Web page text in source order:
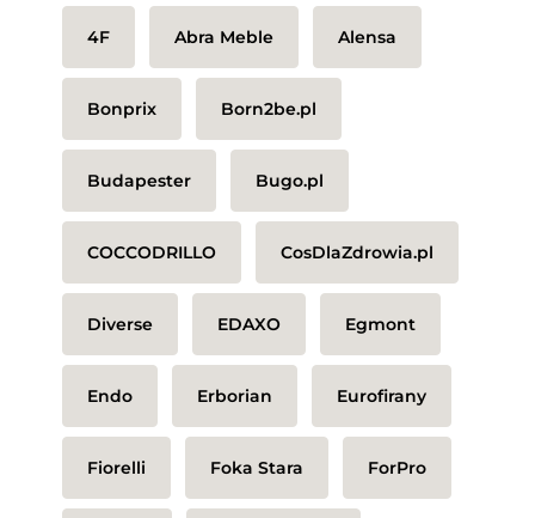
4F Abra Meble Alensa
Bonprix Born2be.pl
Budapester Bugo.pl
COCCODRILLO CosDlaZdrowia.pl
Diverse EDAXO Egmont
Endo Erborian Eurofirany
Fiorelli Foka Stara ForPro